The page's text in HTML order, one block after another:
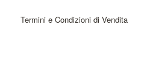
Termini e Condizioni di Vendita